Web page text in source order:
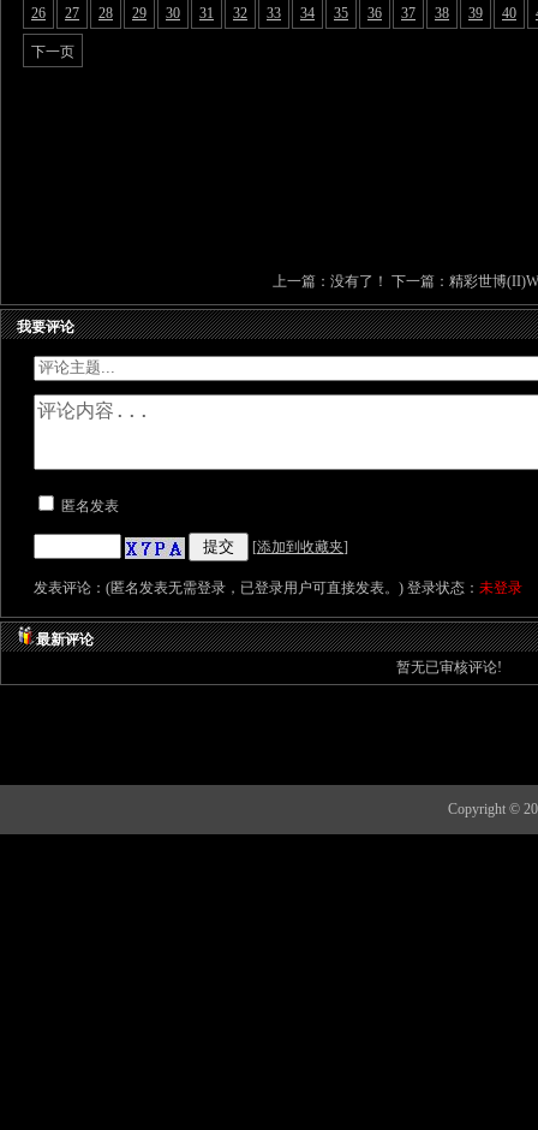
26 27 28 29 30 31 32 33 34 35 36 37 38 39 40
下一页
上一篇：没有了！ 下一篇： 精彩世博
我要评论
匿名发表
[添加到收藏夹]
发表评论：(匿名发表无需登录，已登录用户可直接发表。) 登录状态： 未登录
最新评论
暂无已审核评论!
Copyright ©